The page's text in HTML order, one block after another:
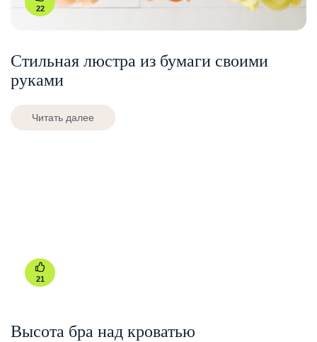
22
Стильная люстра из бумаги своими
руками
Читать далее
21
Высота бра над кроватью